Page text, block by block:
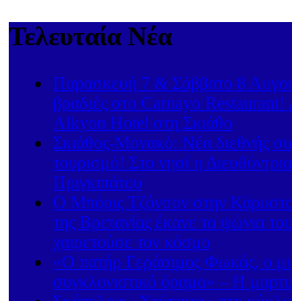
Τελευταία Νέα
Παρασκευή 7 & Σάββατο 8
βραδιές στο Carnayo
Alkyon Hotel στη Σκιάθο
Σκιάθος-Μονακό: Νέα διεθνής
τουρισμό! Στο νησί η
Πριγκιπάτου
Ο Μπόρις Τζόνσον στην
της Βρετανίας έκανε τα ψώνια
χαιρετούσε τον κόσμο
«Ο πατήρ Γεράσιμος Φωκάς, ο
συγκλονιστικό όραμα» – Η